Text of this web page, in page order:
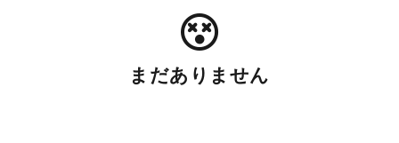
まだありません